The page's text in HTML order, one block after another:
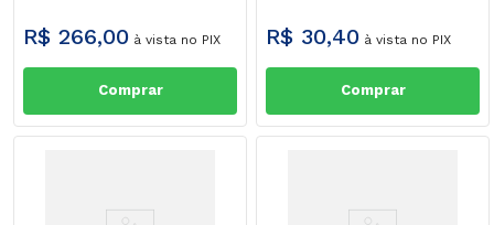
R$ 266,00 à vista no PIX
Comprar
R$ 30,40 à vista no PIX
Comprar